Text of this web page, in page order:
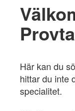
Här kan du
hittar du inte
specialitet.